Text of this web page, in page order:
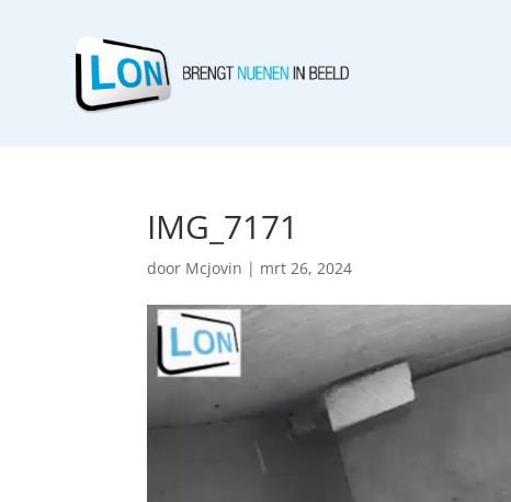
IMG_7171
door Mcjovin | mrt 26, 2024